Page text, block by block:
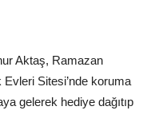
Aktaş, Ramazan
Evleri Sitesi’nde koruma
gelerek hediye dağıtıp